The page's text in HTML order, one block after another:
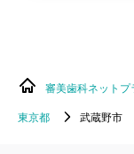
審美歯科ネットプ
東京都
武蔵野市